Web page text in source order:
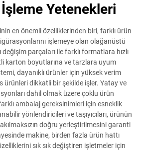
Yetenekleri
en önemli özelliklerinden biri, farklı ürün
işlemeye olan olağanüstü
değişim parçaları ile farklı formatlara hızlı
karton boyutlarına ve tarzlara uyum
dayanıklı ürünler için yüksek verim
ürünleri dikkatli bir şekilde işler. Yatay ve
dahil olmak üzere çoklu ürün
ambalaj gereksinimleri için esneklik
yönlendiricileri ve taşıyıcıları, ürünün
doğru yerleştirilmesini garanti
makine, birden fazla ürün hattı
sık sık değiştiren işletmeler için